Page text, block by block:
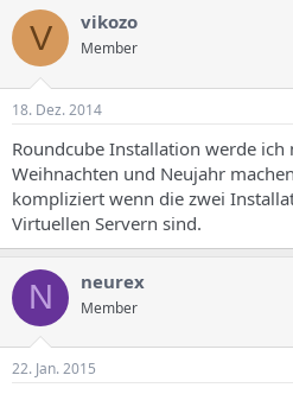
V vikozo
Member
18. Dez. 2014
Roundcube Installation werde ich
Weihnachten und Neujahr
kompliziert wenn die zwei
Virtuellen Servern sind.
N neurex
Member
22. Jan. 2015